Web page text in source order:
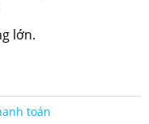
lớn.
toán